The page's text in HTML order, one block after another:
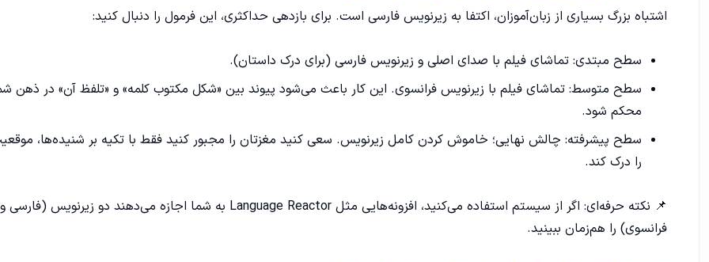
معرفی فیلم La Marche de L'empereur
بخش دوم: سطح متوسط (intermédiaire - A1 / A2)
معرفی فیلم La Famille Béllier
معرفی فیلم Le fabuleux destin d' Amelie
معرفی فیلم Intouchables
معرفی فیلم Le Jouet
اشتباه بزرگ بسیاری از زبان‌آموزان، اکتفا به زیرنویس فارسی است. برای بازدهی حداکثری، این فرمول را دنبال کنید:
سطح مبتدی: تماشای فیلم با صدای اصلی و زیرنویس فارسی (برای درک داستان).
سطح متوسط: تماشای فیلم با زیرنویس فرانسوی. این کار باعث می‌شود پیوند بین «شکل مکتوب کلمه» و «تلفظ آن» در ذهن
محکم شود.
سطح پیشرفته: چالش نهایی؛ خاموش کردن کامل زیرنویس. سعی کنید مغزتان را مجبور کنید فقط با تکیه بر شنیده‌ها،
را درک کند.
📌 نکته حرفه‌ای: اگر از سیستم استفاده می‌کنید، افزونه‌هایی مثل Language Reactor به شما اجازه می‌دهند دو زیرنویس (فارسی و
فرانسوی) را هم‌زمان ببینید.